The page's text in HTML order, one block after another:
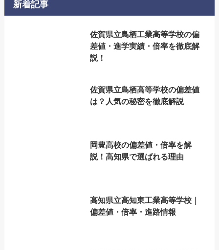
新着記事
佐賀県立鳥栖工業高等学校の偏
差値・進学実績・倍率を徹底解
説！
佐賀県立鳥栖高等学校の偏差値
は？人気の秘密を徹底解説
岡豊高校の偏差値・倍率を解
説！高知県で選ばれる理由
高知県立高知東工業高等学校｜
偏差値・倍率・進路情報